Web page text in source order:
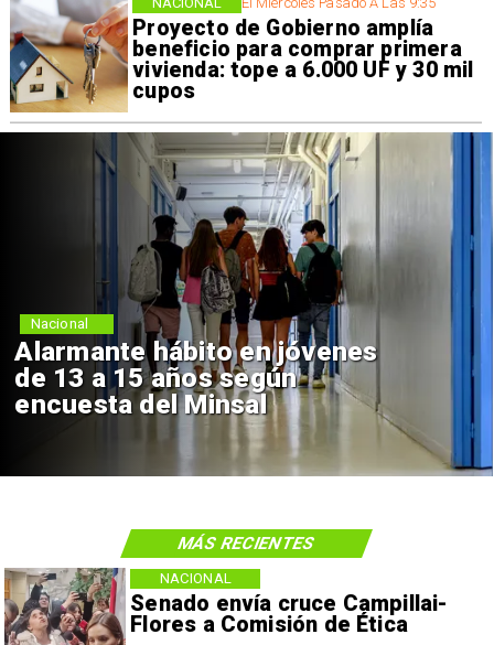
Proyecto de Gobierno amplía
beneficio para comprar primera
vivienda: tope a 6.000 UF y 30 mil
cupos
Alarmante hábito en jóvenes
de 13 a 15 años según
encuesta del Minsal
Nacional
Senado envía cruce Campillai-
Flores a Comisión de Ética
NACIONAL
MÁS RECIENTES